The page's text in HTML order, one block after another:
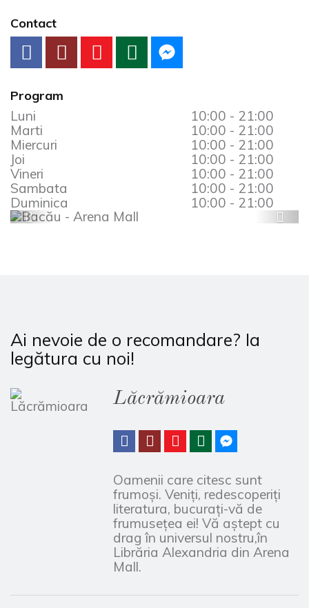
Contact
Program
Luni
10:00 - 21:00
Marti
10:00 - 21:00
Miercuri
10:00 - 21:00
Joi
10:00 - 21:00
Vineri
10:00 - 21:00
Sambata
10:00 - 21:00
Duminica
10:00 - 21:00
Prev Next
Ai nevoie de o recomandare? Ia
legătura cu noi!
Lăcrămioara
Oamenii care citesc sunt
frumoşi. Veniţi, redescoperiţi
literatura, bucuraţi-vă de
frumuseţea ei! Vă aştept cu
drag în universul nostru,în
Librăria Alexandria din Arena
Mall.